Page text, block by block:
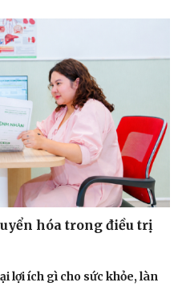
hóa trong điều trị
lợi ích gì cho sức khỏe, làn